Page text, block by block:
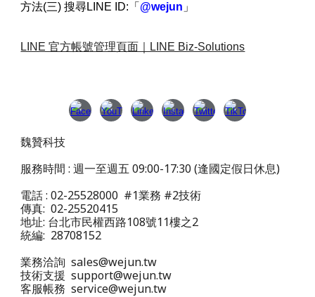
方法(三) 搜尋LINE ID:「 @wejun 」
LINE 官方帳號管理頁面｜LINE Biz-Solutions
魏贊科技
服務時間 : 週一至週五 09:00-17:30 (逢國定假日休息)
電話 : 02-25528000 #1業務 #2技術
傳真: 02-25520415
地址: 台北市民權西路108號11樓之2
統編: 28708152
業務洽詢 sales@wejun.tw
技術支援 support@wejun.tw
客服帳務 service@wejun.tw